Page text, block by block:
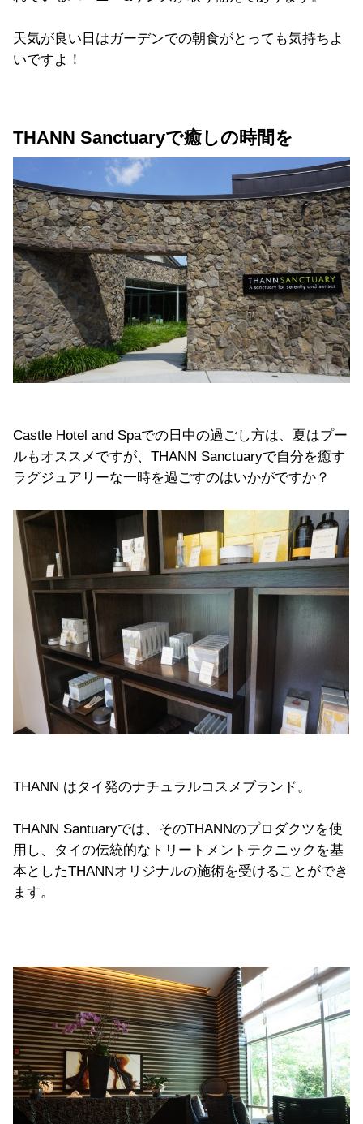
天気が良い日はガーデンでの朝食がとっても気持ちよ
いですよ！
THANN Sanctuaryで癒しの時間を
Castle Hotel and Spaでの日中の過ごし方は、夏はプー
ルもオススメですが、THANN Sanctuaryで自分を癒す
ラグジュアリーな一時を過ごすのはいかがですか？
THANN はタイ発のナチュラルコスメブランド。
THANN Santuaryでは、そのTHANNのプロダクツを使
用し、タイの伝統的なトリートメントテクニックを基
本としたTHANNオリジナルの施術を受けることができ
ます。